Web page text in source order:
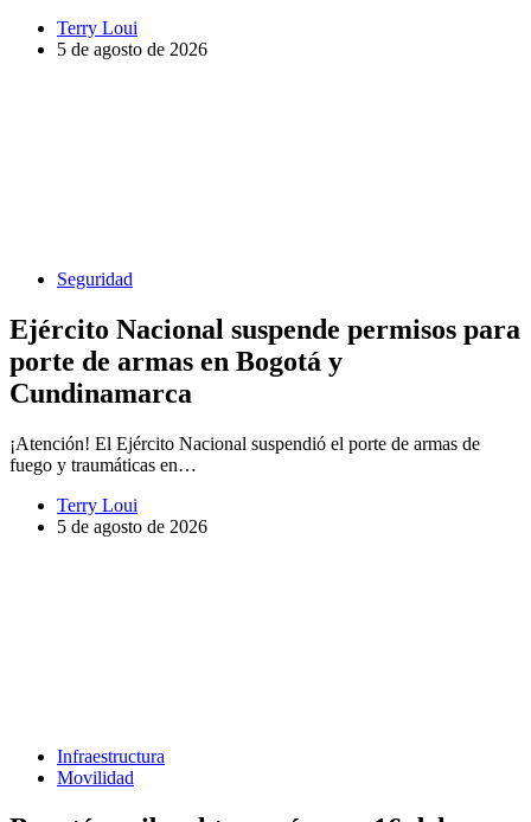
Terry Loui
5 de agosto de 2026
Seguridad
Ejército Nacional suspende permisos para
porte de armas en Bogotá y
Cundinamarca
¡Atención! El Ejército Nacional suspendió el porte de armas de
fuego y traumáticas en…
Terry Loui
5 de agosto de 2026
Infraestructura
Movilidad